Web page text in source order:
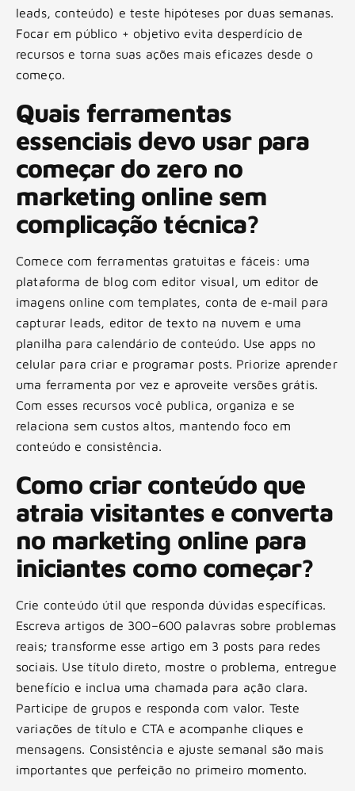
leads, conteúdo) e teste hipóteses por duas semanas.
Focar em público + objetivo evita desperdício de
recursos e torna suas ações mais eficazes desde o
começo.
Quais ferramentas
essenciais devo usar para
começar do zero no
marketing online sem
complicação técnica?
Comece com ferramentas gratuitas e fáceis: uma
plataforma de blog com editor visual, um editor de
imagens online com templates, conta de e‑mail para
capturar leads, editor de texto na nuvem e uma
planilha para calendário de conteúdo. Use apps no
celular para criar e programar posts. Priorize aprender
uma ferramenta por vez e aproveite versões grátis.
Com esses recursos você publica, organiza e se
relaciona sem custos altos, mantendo foco em
conteúdo e consistência.
Como criar conteúdo que
atraia visitantes e converta
no marketing online para
iniciantes como começar?
Crie conteúdo útil que responda dúvidas específicas.
Escreva artigos de 300–600 palavras sobre problemas
reais; transforme esse artigo em 3 posts para redes
sociais. Use título direto, mostre o problema, entregue
benefício e inclua uma chamada para ação clara.
Participe de grupos e responda com valor. Teste
variações de título e CTA e acompanhe cliques e
mensagens. Consistência e ajuste semanal são mais
importantes que perfeição no primeiro momento.